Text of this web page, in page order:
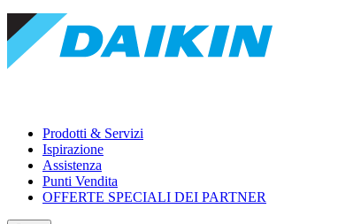
Prodotti & Servizi
Ispirazione
Assistenza
Punti Vendita
OFFERTE SPECIALI DEI PARTNER